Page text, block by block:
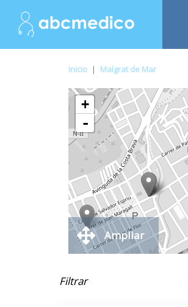
Inicio | Malgrat de Mar
+
-
Ampliar
Filtrar